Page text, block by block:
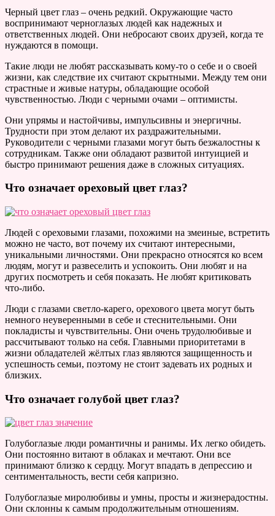
Черный цвет глаз – очень редкий. Окружающие часто
воспринимают черноглазых людей как надежных и
ответственных людей. Они небросают своих друзей, когда те
нуждаются в помощи.
Такие люди не любят рассказывать кому-то о себе и о своей
жизни, как следствие их считают скрытными. Между тем они
страстные и живые натуры, обладающие особой
чувственностью. Люди с черными очами – оптимисты.
Они упрямы и настойчивы, импульсивны и энергичны.
Трудности при этом делают их раздражительными.
Руководители с черными глазами могут быть безжалостны к
сотрудникам. Также они обладают развитой интуицией и
быстро принимают решения даже в сложных ситуациях.
Что означает ореховый цвет глаз?
Людей с ореховыми глазами, похожими на змеиные, встретить
можно не часто, вот почему их считают интересными,
уникальными личностями. Они прекрасно относятся ко всем
людям, могут и развеселить и успокоить. Они любят и на
других посмотреть и себя показать. Не любят критиковать
что-либо.
Люди с глазами светло-карего, орехового цвета могут быть
немного неуверенными в себе и стеснительными. Они
покладисты и чувствительны. Они очень трудолюбивые и
рассчитывают только на себя. Главными приоритетами в
жизни обладателей жёлтых глаз являются защищенность и
успешность семьи, поэтому не стоит задевать их родных и
близких.
Что означает голубой цвет глаз?
Голубоглазые люди романтичны и ранимы. Их легко обидеть.
Они постоянно витают в облаках и мечтают. Они все
принимают близко к сердцу. Могут впадать в депрессию и
сентиментальность, вести себя капризно.
Голубоглазые миролюбивы и умны, просты и жизнерадостны.
Они склонны к самым продолжительным отношениям.